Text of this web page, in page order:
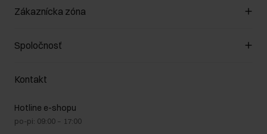
Spravovať súbory cookie
Spôsob platby
Vrátenie
Zákaznícka zóna
Zákazníky klub
Pravidlá propagácie
Starostlivosť o kožu
Bezpečné nakupovanie
Blog
Spoločnosť
O nás
GDPR - Zásady ochrany osobných údajov
Právne informácie
Kontakt
Hotline e-shopu
po-pi: 09:00 – 17:00